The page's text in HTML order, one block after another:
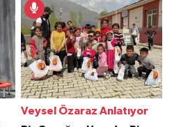
Veysel Özaraz Anlatıyor